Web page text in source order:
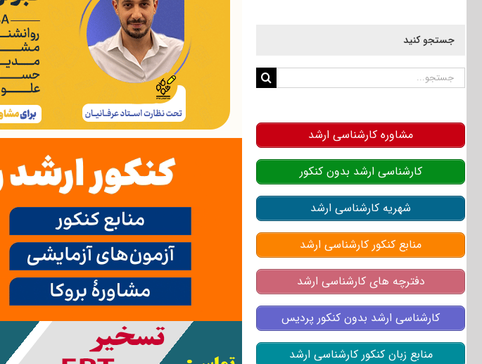
جستجو کنید
جستجو
مشاوره کارشناسی ارشد
کارشناسی ارشد بدون کنکور
شهریه کارشناسی ارشد
منابع کنکور کارشناسی ارشد
دفترچه های کارشناسی ارشد
کارشناسی ارشد بدون کنکور پردیس
منابع زبان کنکور کارشناسی ارشد